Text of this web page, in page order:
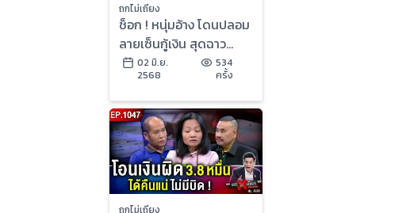
ถกไม่เถียง
ช็อก ! หนุ่มอ้าง โดนปลอม
ลายเซ็นกู้เงิน สุดฉาว
จนท. รัฐฯ โดนกันเพียบ
02 มิ.ย.
2568
534
ครั้ง
ถกไม่เถียง